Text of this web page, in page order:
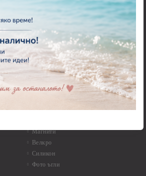
Квилинг ленти - перлени - 3мм -
Квилинг ленти - 8мм
Инструменти и пособия за
квилинг
Комплекти за декорация
Лепила и лепящи средства
Лепила
3D Повдигащи квадратчета и
Магнити
Велкро
Силикон
Фото ъгли